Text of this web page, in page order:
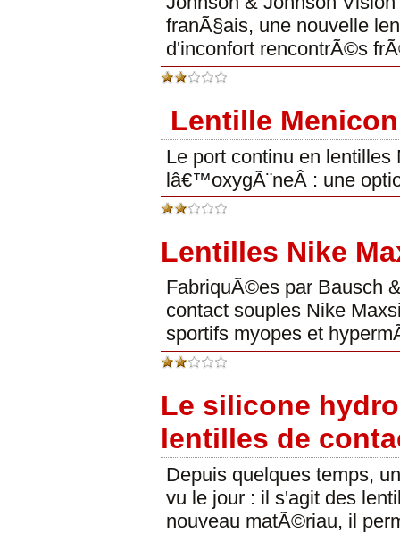
franÃ§ais, une nouvelle
d'inconfort rencontrÃ©s
Lentille
Le port continu en
lâ€™oxygÃ¨neÂ : une
Lentilles Nike
FabriquÃ©es par Bausch
contact souples Nike
sportifs myopes et
Le silicone
lentilles de
Depuis quelques temps,
vu le jour : il s'agit des
nouveau matÃ©riau, il